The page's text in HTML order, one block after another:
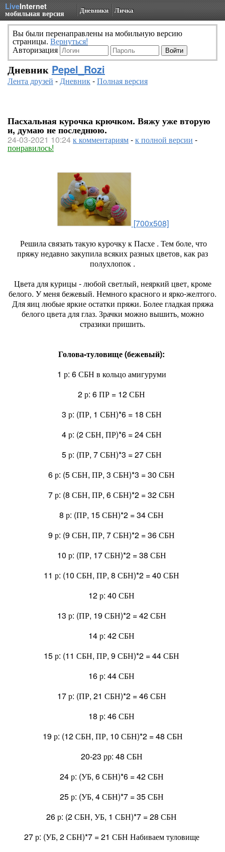
LiveInternet
мобильная версия Дневники Личка
Вы были перенаправлены на мобильную версию
страницы. Вернуться!
Авторизация
Дневник Pepel_Rozi
Лента друзей -Дневник-Полная версия
Пасхальная курочка крючком. Вяжу уже вторую
и, думаю не последнюю.
24-03-2021 10:24к комментариям-к полной версии -
понравилось!
[700x508]
Решила связать такую курочку к Пасхе . Тем боле, что
пряжу недавно закупила всяких разных цветов, как раз
полухлопок .
Цвета для курицы - любой светлый, неяркий цвет, кроме
белого. У меня бежевый. Немного красного и ярко-желтого.
Для яиц любые яркие остатки пряжи. Более гладкая пряжа
белого цвета для глаз. Зрачки можно вышить, можно
стразики пришить.
Голова-туловище (бежевый):
1 р: 6 СБН в кольцо амигуруми
2 р: 6 ПР = 12 СБН
3 р: (ПР, 1 СБН)*6 = 18 СБН
4 р: (2 СБН, ПР)*6 = 24 СБН
5 р: (ПР, 7 СБН)*3 = 27 СБН
6 р: (5 СБН, ПР, 3 СБН)*3 = 30 СБН
7 р: (8 СБН, ПР, 6 СБН)*2 = 32 СБН
8 р: (ПР, 15 СБН)*2 = 34 СБН
9 р: (9 СБН, ПР, 7 СБН)*2 = 36 СБН
10 р: (ПР, 17 СБН)*2 = 38 СБН
11 р: (10 СБН, ПР, 8 СБН)*2 = 40 СБН
12 р: 40 СБН
13 р: (ПР, 19 СБН)*2 = 42 СБН
14 р: 42 СБН
15 р: (11 СБН, ПР, 9 СБН)*2 = 44 СБН
16 р: 44 СБН
17 р: (ПР, 21 СБН)*2 = 46 СБН
18 р: 46 СБН
19 р: (12 СБН, ПР, 10 СБН)*2 = 48 СБН
20-23 рр: 48 СБН
24 р: (УБ, 6 СБН)*6 = 42 СБН
25 р: (УБ, 4 СБН)*7 = 35 СБН
26 р: (2 СБН, УБ, 1 СБН)*7 = 28 СБН
27 р: (УБ, 2 СБН)*7 = 21 СБН Набиваем туловище